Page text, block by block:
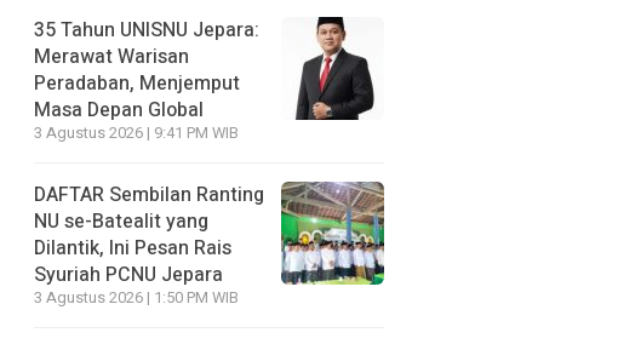
35 Tahun UNISNU Jepara:
Merawat Warisan
Peradaban, Menjemput
Masa Depan Global
3 Agustus 2026 | 9:41 PM WIB
DAFTAR Sembilan Ranting
NU se-Batealit yang
Dilantik, Ini Pesan Rais
Syuriah PCNU Jepara
3 Agustus 2026 | 1:50 PM WIB